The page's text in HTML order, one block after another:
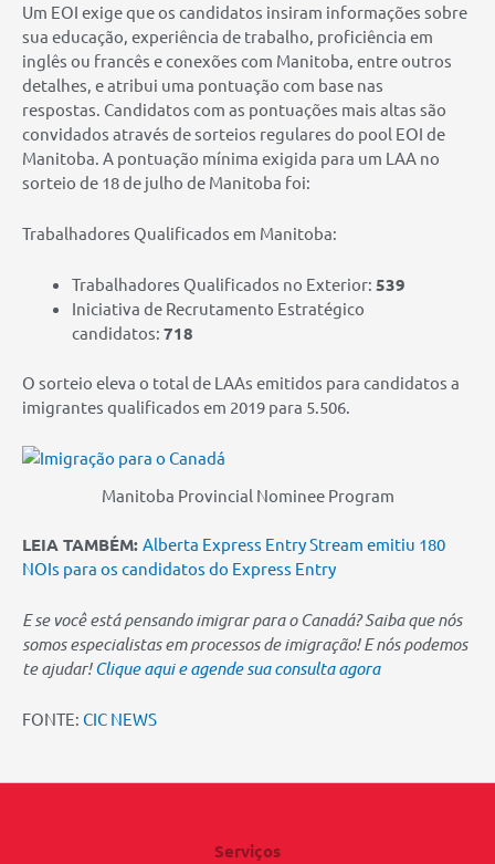
Um EOI exige que os candidatos insiram informações sobre
sua educação, experiência de trabalho, proficiência em
inglês ou francês e conexões com Manitoba, entre outros
detalhes, e atribui uma pontuação com base nas
respostas. Candidatos com as pontuações mais altas são
convidados através de sorteios regulares do pool EOI de
Manitoba. A pontuação mínima exigida para um LAA no
sorteio de 18 de julho de Manitoba foi:
Trabalhadores Qualificados em Manitoba:
Trabalhadores Qualificados no Exterior: 539
Iniciativa de Recrutamento Estratégico
candidatos: 718
O sorteio eleva o total de LAAs emitidos para candidatos a
imigrantes qualificados em 2019 para 5.506.
Manitoba Provincial Nominee Program
LEIA TAMBÉM: Alberta Express Entry Stream emitiu 180
NOIs para os candidatos do Express Entry
E se você está pensando imigrar para o Canadá? Saiba que nós
somos especialistas em processos de imigração! E nós podemos
te ajudar!Clique aqui e agende sua consulta agora
FONTE: CIC NEWS
Serviços